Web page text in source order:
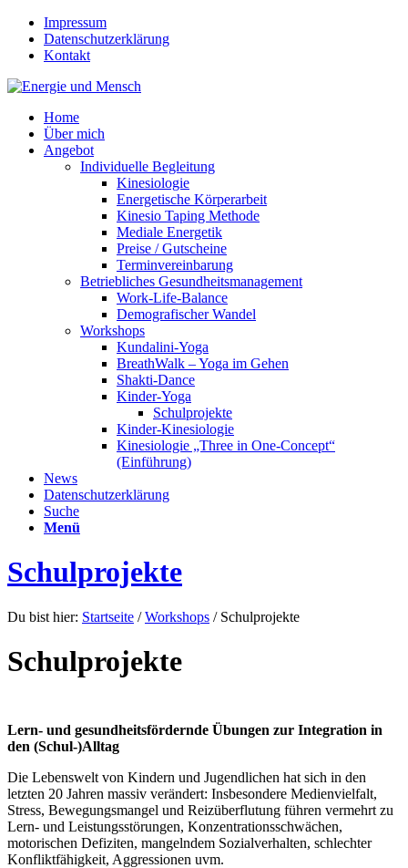
Impressum
Datenschutzerklärung
Kontakt
Home
Über mich
Angebot
Individuelle Begleitung
Kinesiologie
Energetische Körperarbeit
Kinesio Taping Methode
Mediale Energetik
Preise / Gutscheine
Terminvereinbarung
Betriebliches Gesundheitsmanagement
Work-Life-Balance
Demografischer Wandel
Workshops
Kundalini-Yoga
BreathWalk – Yoga im Gehen
Shakti-Dance
Kinder-Yoga
Schulprojekte
Kinder-Kinesiologie
Kinesiologie „Three in One-Concept“
(Einführung)
News
Datenschutzerklärung
Suche
Menü
Schulprojekte
Du bist hier: Startseite / Workshops / Schulprojekte
Schulprojekte
Lern- und gesundheitsfördernde Übungen zur Integration in
den (Schul-)Alltag
Die Lebenswelt von Kindern und Jugendlichen hat sich in den
letzten 20 Jahren massiv verändert: Insbesondere Medienvielfalt,
Stress, Bewegungsmangel und Reizüberflutung führen vermehrt zu
Lern- und Leistungsstörungen, Konzentrationsschwächen,
motorischen Defiziten, mangelndem Sozialverhalten, schlechter
Konfliktfähigkeit, Aggressionen uvm.